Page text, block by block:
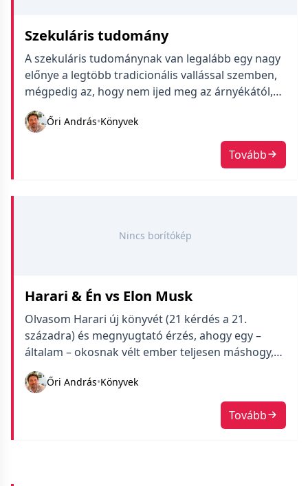
Szekuláris tudomány
A szekuláris tudománynak van legalább egy nagy
előnye a legtöbb tradicionális vallással szemben,
mégpedig az, hogy nem ijed meg az árnyékától,
és alapjában véve hajlandó beismerni hibáit és
vakfoltjait. Aki egy transzcendens hatalom által
feltárt abszolút igazságban hisz, az nem
engedheti meg magának, hogy hibákat ismerjen
Őri András•Könyvek
Tovább
Nincs borítókép
Harari & Én vs Elon Musk
Olvasom Harari új könyvét (21 kérdés a 21.
századra) és megnyugtató érzés, ahogy egy –
általam – okosnak vélt ember teljesen máshogy,
kevesebb Frankenstein komplexussal
gondolkodik a mesterséges intelligenciáról. Az
főleg megnyugtató, hogy nem ő az egyetlen aki
így véli (ellentétben például Elon Muskkal, akit
Őri András•Könyvek
Tovább